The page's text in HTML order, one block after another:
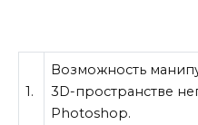
1.
Возможность
3D-пространстве
Photoshop.